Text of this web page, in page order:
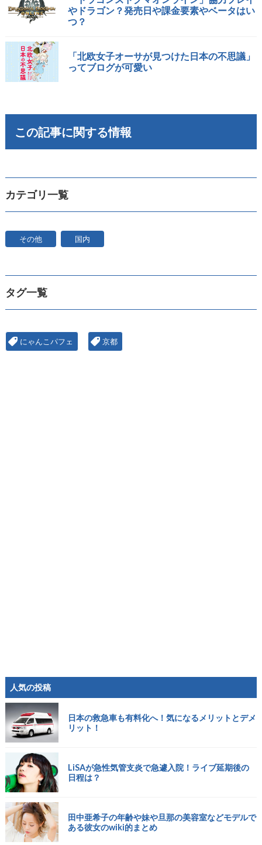
やドラゴン？発売日や課金要素やベータはい
つ？
「北欧女子オーサが見つけた日本の不思議」
ってブログが可愛い
この記事に関する情報
カテゴリ一覧
その他 国内
タグ一覧
にゃんこパフェ 京都
人気の投稿
日本の救急車も有料化へ！気になるメリットとデメ
リット！
LiSAが急性気管支炎で急遽入院！ライブ延期後の
日程は？
田中亜希子の年齢や妹や旦那の美容室などモデルで
ある彼女のwiki的まとめ